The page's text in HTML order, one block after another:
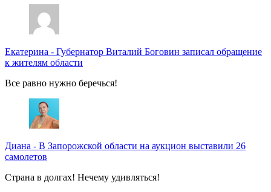
Екатерина - Губернатор Виталий Боговин записал обращение
к жителям области
Все равно нужно беречься!
Диана - В Запорожской области на аукцион выставили 26
самолетов
Страна в долгах! Нечему удивляться!